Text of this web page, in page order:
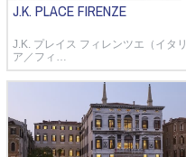
J.K. PLACE FIRENZE
J.K. プレイス フィレンツエ（イタリ
ア／フィ…